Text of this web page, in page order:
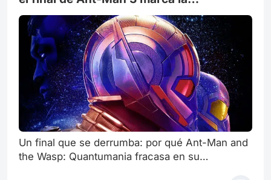
decadencia narrativa de Marvel”
Un final que se derrumba: por qué Ant-Man and
the Wasp: Quantumania fracasa en su